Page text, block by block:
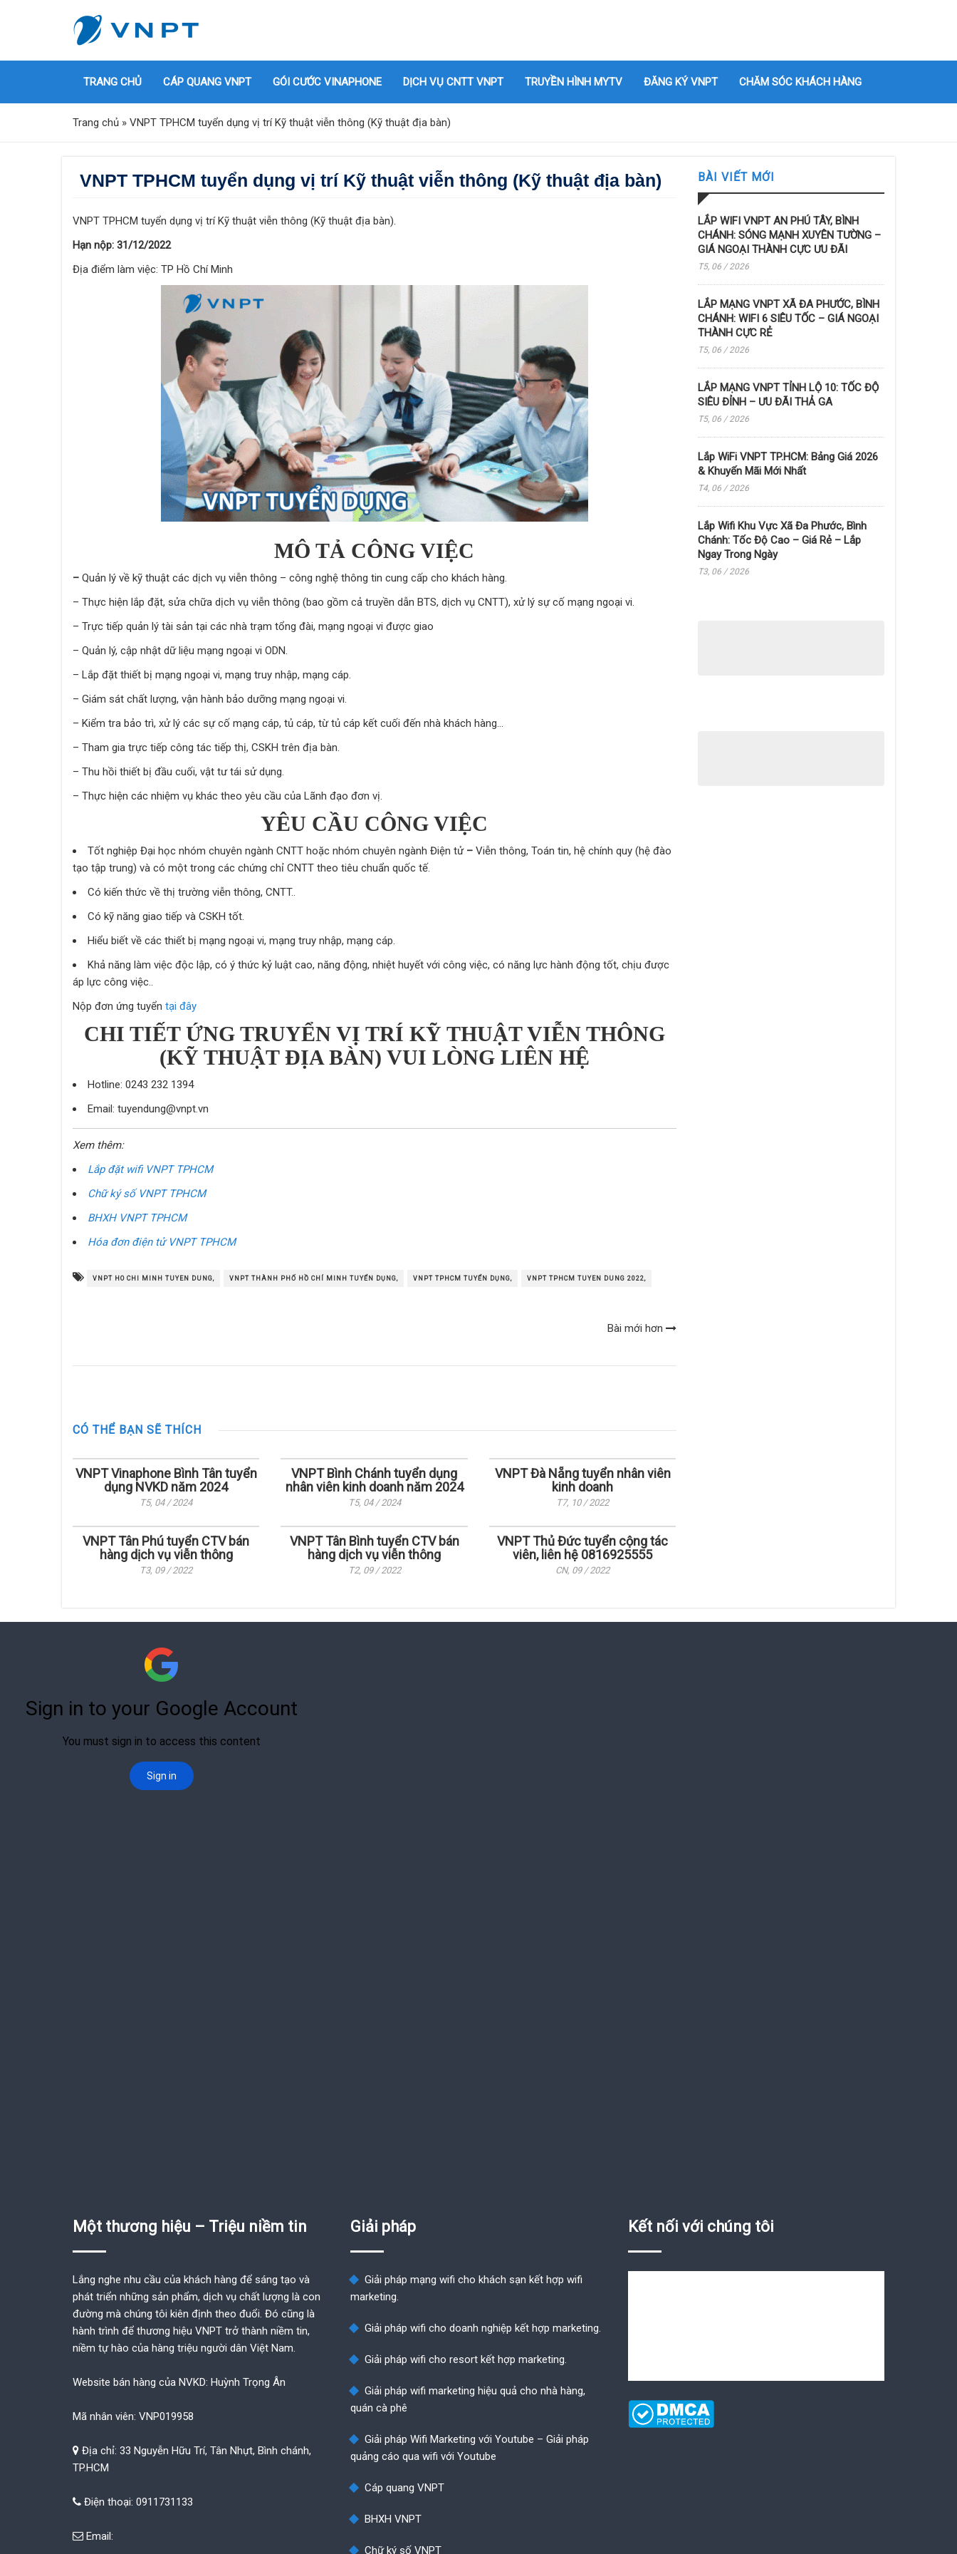
TRANG CHỦ CÁP QUANG VNPT GÓI CƯỚC VINAPHONE DỊCH VỤ CNTT VNPT TRUYỀN HÌNH MYTV ĐĂNG KÝ VNPT CHĂM SÓC KHÁCH HÀNG
Trang chủ » VNPT TPHCM tuyển dụng vị trí Kỹ thuật viễn thông (Kỹ thuật địa bàn)
VNPT TPHCM tuyển dụng vị trí Kỹ thuật viễn thông (Kỹ thuật địa bàn)
VNPT TPHCM tuyển dụng vị trí Kỹ thuật viễn thông (Kỹ thuật địa bàn).
Hạn nộp: 31/12/2022
Địa điểm làm việc: TP Hồ Chí Minh
MÔ TẢ CÔNG VIỆC
– Quản lý về kỹ thuật các dịch vụ viễn thông – công nghệ thông tin cung cấp cho khách hàng.
– Thực hiện lắp đặt, sửa chữa dịch vụ viễn thông (bao gồm cả truyền dẫn BTS, dịch vụ CNTT), xử lý sự cố mạng ngoại vi.
– Trực tiếp quản lý tài sản tại các nhà trạm tổng đài, mạng ngoại vi được giao
– Quản lý, cập nhật dữ liệu mạng ngoại vi ODN.
– Lắp đặt thiết bị mạng ngoại vi, mạng truy nhập, mạng cáp.
– Giám sát chất lượng, vận hành bảo dưỡng mạng ngoại vi.
– Kiểm tra bảo trì, xử lý các sự cố mạng cáp, tủ cáp, từ tủ cáp kết cuối đến nhà khách hàng…
– Tham gia trực tiếp công tác tiếp thị, CSKH trên địa bàn.
– Thu hồi thiết bị đầu cuối, vật tư tái sử dụng.
– Thực hiện các nhiệm vụ khác theo yêu cầu của Lãnh đạo đơn vị.
YÊU CẦU CÔNG VIỆC
Tốt nghiệp Đại học nhóm chuyên ngành CNTT hoặc nhóm chuyên ngành Điện tử – Viễn thông, Toán tin, hệ chính quy (hệ đào
tạo tập trung) và có một trong các chứng chỉ CNTT theo tiêu chuẩn quốc tế.
Có kiến thức về thị trường viễn thông, CNTT..
Có kỹ năng giao tiếp và CSKH tốt.
Hiểu biết về các thiết bị mạng ngoại vi, mạng truy nhập, mạng cáp.
Khả năng làm việc độc lập, có ý thức kỷ luật cao, năng động, nhiệt huyết với công việc, có năng lực hành động tốt, chịu được
áp lực công việc..
Nộp đơn ứng tuyển tại đây
CHI TIẾT ỨNG TRUYỂN VỊ TRÍ KỸ THUẬT VIỄN THÔNG
(KỸ THUẬT ĐỊA BÀN) VUI LÒNG LIÊN HỆ
Hotline: 0243 232 1394
Email: tuyendung@vnpt.vn
Xem thêm:
Lắp đặt wifi VNPT TPHCM
Chữ ký số VNPT TPHCM
BHXH VNPT TPHCM
Hóa đơn điện tử VNPT TPHCM
VNPT HO CHI MINH TUYEN DUNG, VNPT THÀNH PHỐ HỒ CHÍ MINH TUYỂN DỤNG, VNPT TPHCM TUYỂN DỤNG, VNPT TPHCM TUYEN DUNG 2022,
Bài mới hơn
CÓ THỂ BẠN SẼ THÍCH
VNPT Vinaphone Bình Tân tuyển
dụng NVKD năm 2024
T5, 04 / 2024
VNPT Bình Chánh tuyển dụng
nhân viên kinh doanh năm 2024
T5, 04 / 2024
VNPT Đà Nẵng tuyển nhân viên
kinh doanh
T7, 10 / 2022
VNPT Tân Phú tuyển CTV bán
hàng dịch vụ viễn thông
T3, 09 / 2022
VNPT Tân Bình tuyển CTV bán
hàng dịch vụ viễn thông
T2, 09 / 2022
VNPT Thủ Đức tuyển cộng tác
viên, liên hệ 0816925555
CN, 09 / 2022
BÀI VIẾT MỚI
LẮP WIFI VNPT AN PHÚ TÂY, BÌNH
CHÁNH: SÓNG MẠNH XUYÊN TƯỜNG –
GIÁ NGOẠI THÀNH CỰC ƯU ĐÃI
T5, 06 / 2026
LẮP MẠNG VNPT XÃ ĐA PHƯỚC, BÌNH
CHÁNH: WIFI 6 SIÊU TỐC – GIÁ NGOẠI
THÀNH CỰC RẺ
T5, 06 / 2026
LẮP MẠNG VNPT TỈNH LỘ 10: TỐC ĐỘ
SIÊU ĐỈNH – ƯU ĐÃI THẢ GA
T5, 06 / 2026
Lắp WiFi VNPT TP.HCM: Bảng Giá 2026
& Khuyến Mãi Mới Nhất
T4, 06 / 2026
Lắp Wifi Khu Vực Xã Đa Phước, Bình
Chánh: Tốc Độ Cao – Giá Rẻ – Lắp
Ngay Trong Ngày
T3, 06 / 2026
Một thương hiệu – Triệu niềm tin
Lắng nghe nhu cầu của khách hàng để sáng tạo và
phát triển những sản phẩm, dịch vụ chất lượng là con
đường mà chúng tôi kiên định theo đuổi. Đó cũng là
hành trình để thương hiệu VNPT trở thành niềm tin,
niềm tự hào của hàng triệu người dân Việt Nam.
Website bán hàng của NVKD: Huỳnh Trọng Ân
Mã nhân viên: VNP019958
Địa chỉ: 33 Nguyễn Hữu Trí, Tân Nhựt, Bình chánh,
TP.HCM
Điện thoại: 0911731133
Email:
Giải pháp
Giải pháp mạng wifi cho khách sạn kết hợp wifi
marketing.
Giải pháp wifi cho doanh nghiệp kết hợp marketing.
Giải pháp wifi cho resort kết hợp marketing.
Giải pháp wifi marketing hiệu quả cho nhà hàng,
quán cà phê
Giải pháp Wifi Marketing với Youtube – Giải pháp
quảng cáo qua wifi với Youtube
Cáp quang VNPT
BHXH VNPT
Chữ ký số VNPT
Kết nối với chúng tôi